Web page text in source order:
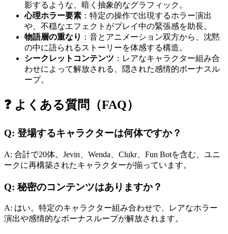
影するような、暗く抽象的なグラフィック。
心理ホラー要素 ：特定の操作で出現するホラー演出
や、不穏なエフェクトがプレイ中の緊張感を助長。
物語層の重なり ：音とアニメーション双方から、沈黙
の中に語られるストーリーを体感する構造。
シークレットコンテンツ ：レアなキャラクター組み合
わせによって解放される、隠された感情的ボーナスル
ープ。
❓ よくある質問（FAQ）
Q: 登場するキャラクターは何体ですか？
A: 合計で20体。Jevin、Wenda、Clukr、Fun Botを含む、ユニ
ークに再構築されたキャラクターが揃っています。
Q: 秘密のコンテンツはありますか？
A: はい。特定のキャラクター組み合わせで、レアなホラー
演出や感情的なボーナスループが解放されます。